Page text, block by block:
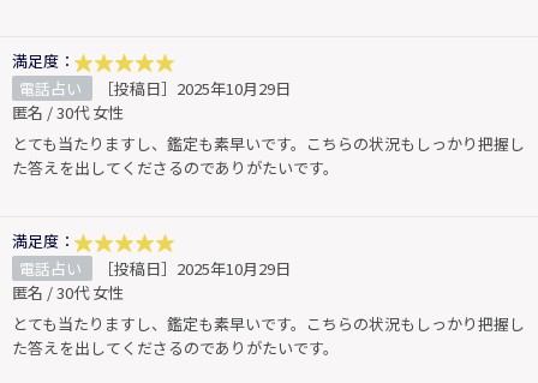
満足度：
電話占い
［投稿日］2025年10月29日
匿名 / 30代 女性
とても当たりますし、鑑定も素早いです。こちらの状況もしっかり把握し
た答えを出してくださるのでありがたいです。
満足度：
電話占い
［投稿日］2025年10月29日
匿名 / 30代 女性
とても当たりますし、鑑定も素早いです。こちらの状況もしっかり把握し
た答えを出してくださるのでありがたいです。